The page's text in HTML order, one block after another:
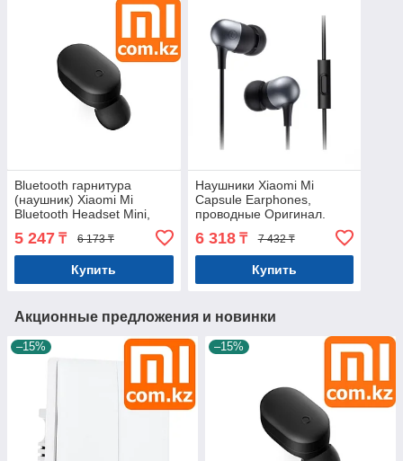
Bluetooth гарнитура
(наушник) Xiaomi Mi
Bluetooth Headset Mini,
Hands-Free. Оригинал.
Арт.5972
5 247 ₸ 6 173 ₸
Купить
Наушники Xiaomi Mi
Capsule Earphones,
проводные Оригинал.
Арт.7113
6 318₸ 7 432 ₸
Купить
Акционные предложения и новинки
–15% –15%